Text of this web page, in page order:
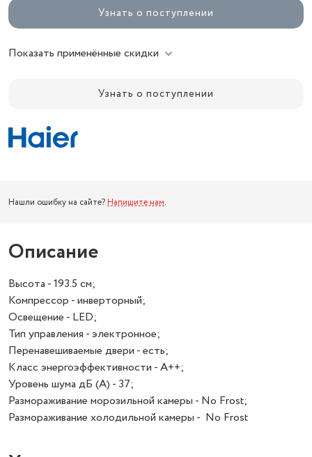
Узнать о поступлении
Показать применённые скидки
Узнать о поступлении
Нашли ошибку на сайте? Напишите нам.
Описание
Высота - 193.5 см;
Компрессор - инверторный;
Освещение - LED;
Тип управления - электронное;
Перенавешиваемые двери - есть;
Класс энергоэффективности - A++;
Уровень шума дБ (А) - 37;
Размораживание морозильной камеры - No Frost;
Размораживание холодильной камеры - No Frost